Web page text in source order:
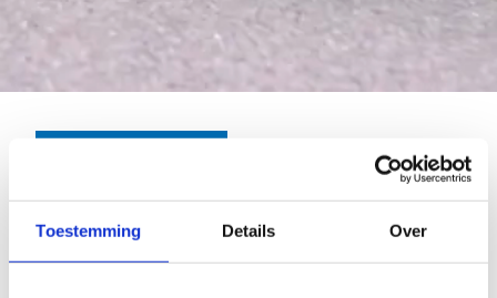
Toestemming Details Over
Vind een route vanuit ons centrum